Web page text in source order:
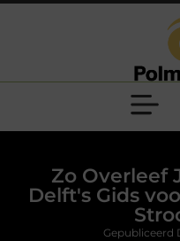
Zo Overleef
Delft's Gids
Gepubliceerd